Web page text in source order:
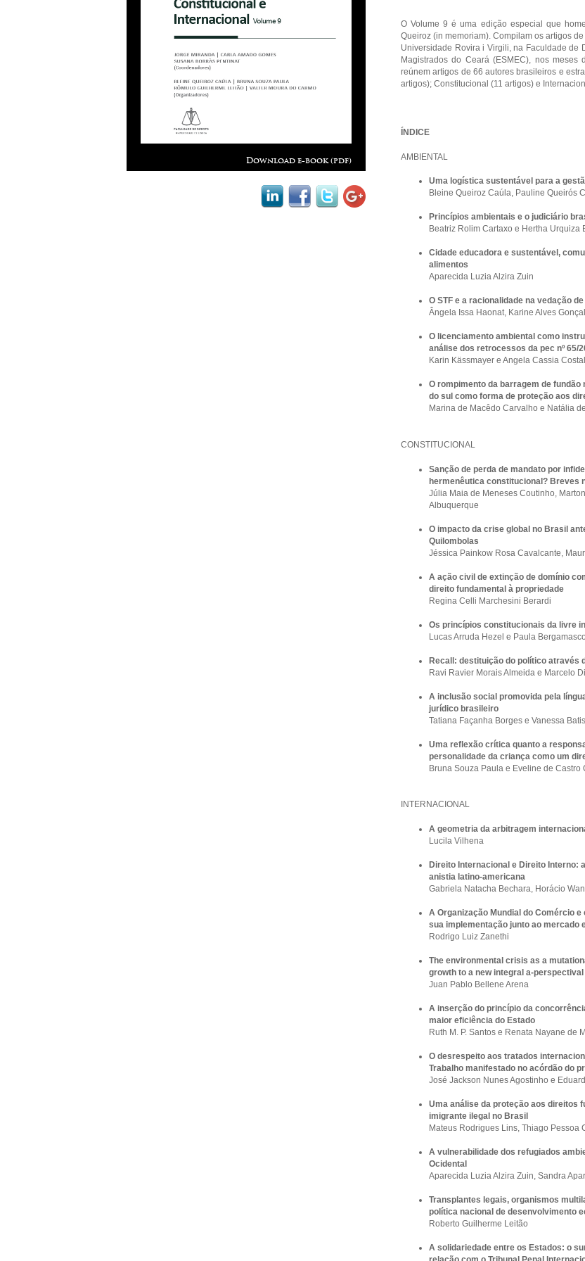
Download e-book (pdf)
O Volume 9 é uma edição especial que
Queiroz (in memoriam). Compilam os artigos
Universidade Rovira i Virgili, na Faculdade de
Magistrados do Ceará (ESMEC), nos
reúnem artigos de 66 autores brasileiros e
artigos); Constitucional (11 artigos) e
ÍNDICE
AMBIENTAL
Uma logística sustentável para a
Bleine Queiroz Caúla, Pauline Queirós
Princípios ambientais e o judiciário
Beatriz Rolim Cartaxo e Hertha Urquiza
Cidade educadora e sustentável,
alimentos
Aparecida Luzia Alzira Zuin
O STF e a racionalidade na vedação
Ângela Issa Haonat, Karine Alves
O licenciamento ambiental como
análise dos retrocessos da pec nº 65/
Karin Kässmayer e Angela Cassia
O rompimento da barragem de
do sul como forma de proteção aos
Marina de Macêdo Carvalho e Natália
CONSTITUCIONAL
Sanção de perda de mandato por
hermenêutica constitucional? Breves
Júlia Maia de Meneses Coutinho,
Albuquerque
O impacto da crise global no Brasil
Quilombolas
Jéssica Painkow Rosa Cavalcante,
A ação civil de extinção de domínio
direito fundamental à propriedade
Regina Celli Marchesini Berardi
Os princípios constitucionais da livre
Lucas Arruda Hezel e Paula Bergamasco
Recall: destituição do político através
Ravi Ravier Morais Almeida e Marcelo
A inclusão social promovida pela
jurídico brasileiro
Tatiana Façanha Borges e Vanessa
Uma reflexão crítica quanto a
personalidade da criança como um
Bruna Souza Paula e Eveline de Castro
INTERNACIONAL
A geometria da arbitragem
Lucila Vilhena
Direito Internacional e Direito Interno:
anistia latino-americana
Gabriela Natacha Bechara, Horácio
A Organização Mundial do Comércio
sua implementação junto ao mercado
Rodrigo Luiz Zanethi
The environmental crisis as a
growth to a new integral a-
Juan Pablo Bellene Arena
A inserção do princípio da
maior eficiência do Estado
Ruth M. P. Santos e Renata Nayane de
O desrespeito aos tratados
Trabalho manifestado no acórdão do
José Jackson Nunes Agostinho e
Uma análise da proteção aos direitos
imigrante ilegal no Brasil
Mateus Rodrigues Lins, Thiago Pessoa
A vulnerabilidade dos refugiados
Ocidental
Aparecida Luzia Alzira Zuin, Sandra
Transplantes legais, organismos
política nacional de desenvolvimento
Roberto Guilherme Leitão
A solidariedade entre os Estados: o
relação com o Tribunal Penal